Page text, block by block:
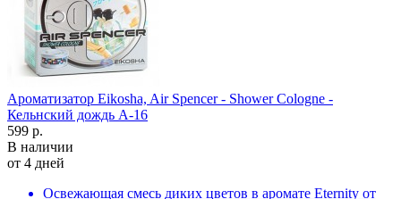
Ароматизатор Eikosha, Air Spencer - Shower Cologne -
Кельнский дождь A-16
599 р.
В наличии
от 4 дней
Освежающая смесь диких цветов в аромате Eternity от